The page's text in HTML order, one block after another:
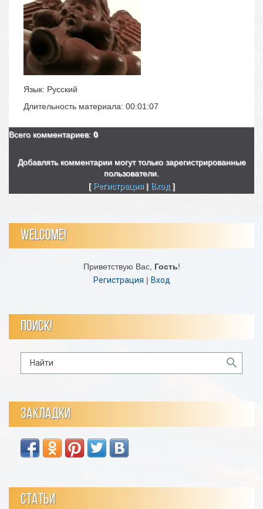
Язык: Русский
Длительность материала: 00:01:07
Всего комментариев: 0
Добавлять комментарии могут только зарегистрированные
пользователи.
[ Регистрация| Вход ]
WELCOME!
Приветствую Вас, Гость!
Регистрация | Вход
ПОИСК!
ЗАКЛАДКИ
СТАТЬИ